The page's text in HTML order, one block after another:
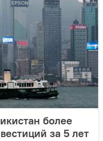
более
за 5 лет